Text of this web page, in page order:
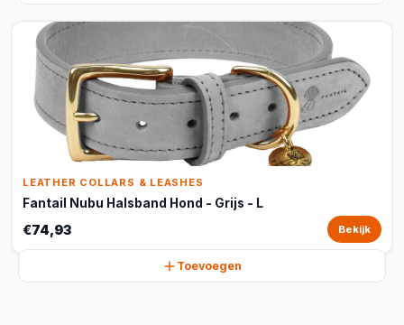
LEATHER COLLARS & LEASHES
Fantail Nubu Halsband Hond - Grijs - L
€74,93 Bekijk
Toevoegen